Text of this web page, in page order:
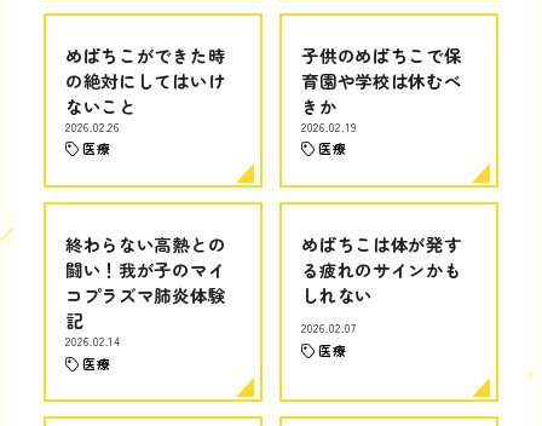
めばちこができた時
の絶対にしてはいけ
ないこと
2026.02.26
医療
子供のめばちこで保
育園や学校は休むべ
きか
2026.02.19
医療
終わらない高熱との
闘い！我が子のマイ
コプラズマ肺炎体験
記
2026.02.14
医療
めばちこは体が発す
る疲れのサインかも
しれない
2026.02.07
医療